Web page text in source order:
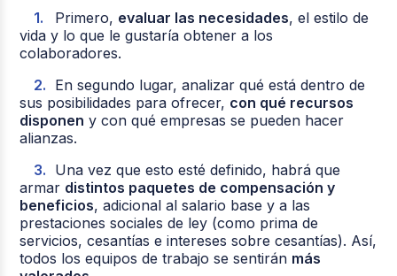
Primero, evaluar las necesidades, el estilo de
vida y lo que le gustaría obtener a los
colaboradores.
En segundo lugar, analizar qué está dentro de
sus posibilidades para ofrecer, con qué recursos
disponen y con qué empresas se pueden hacer
alianzas.
Una vez que esto esté definido, habrá que
armar distintos paquetes de compensación y
beneficios, adicional al salario base y a las
prestaciones sociales de ley (como prima de
servicios, cesantías e intereses sobre cesantías). Así,
todos los equipos de trabajo se sentirán más